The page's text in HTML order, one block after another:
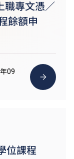
職專文憑／
餘額申
09
位課程